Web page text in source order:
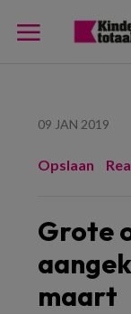
09 JAN 2019
Opslaan
Grote
maart